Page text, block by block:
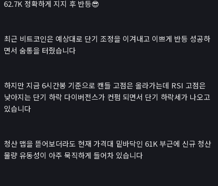
62.7K 정확하게 지지 후 반등😎
최근 비트코인은 예상대로 단기 조정을 이겨내고 이쁘게 반등 성공하
면서 숨통을 터줬습니다
하지만 지금 6시간봉 기준으로 캔들 고점은 올라가는데 RSI 고점은
낮아지는 단기 하락 다이버전스가 컨펌 되면서 단기 하락세가 나오고
있습니다
청산 맵을 뜯어보더라도 현재 가격대 밑바닥인 61K 부근에 신규 청산
물량 유동성이 아주 묵직하게 들어차 있습니다